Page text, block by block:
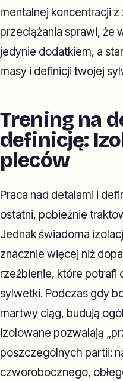
mentalnej koncentracji
przeciążania sprawi, że
jedynie dodatkiem, a
masy i definicji twojej
Trening na
definicję:
pleców
Praca nad detalami i
ostatni, pobieżnie
Jednak świadoma
znacznie więcej niż
rzeźbienie, które potrafi
sylwetki. Podczas gdy
martwy ciąg, budują
izolowane pozwalają
poszczególnych partii:
czworobocznego,